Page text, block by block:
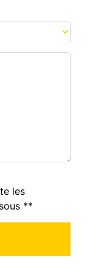
les
**